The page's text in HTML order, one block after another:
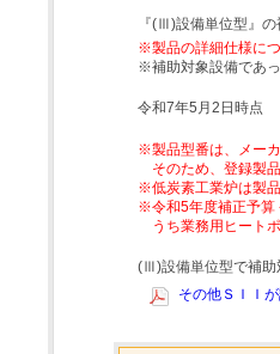
『(Ⅲ)設備単位型』の
※製品の詳細仕様に
※補助対象設備であ
令和7年5月2日時点
※製品型番は、メー
そのため、登録製
※低炭素工業炉は製
※令和5年度補正予算
うち業務用ヒート
(Ⅲ)設備単位型で補助
その他ＳＩＩ